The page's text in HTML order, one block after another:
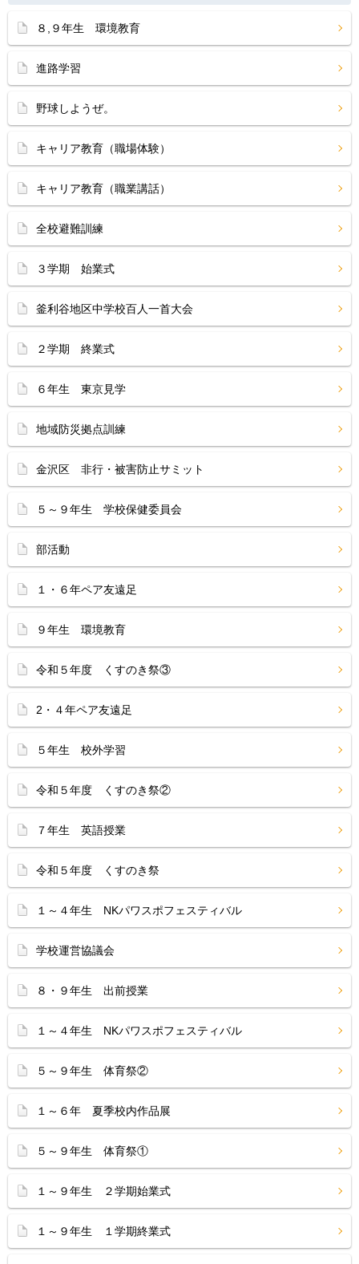
８,９年生 環境教育
進路学習
野球しようぜ。
キャリア教育（職場体験）
キャリア教育（職業講話）
全校避難訓練
３学期 始業式
釜利谷地区中学校百人一首大会
２学期 終業式
６年生 東京見学
地域防災拠点訓練
金沢区 非行・被害防止サミット
５～９年生 学校保健委員会
部活動
１・６年ペア友遠足
９年生 環境教育
令和５年度 くすのき祭③
2・４年ペア友遠足
５年生 校外学習
令和５年度 くすのき祭②
７年生 英語授業
令和５年度 くすのき祭
１～４年生 NKパワスポフェスティバル
学校運営協議会
８・９年生 出前授業
１～４年生 NKパワスポフェスティバル
５～９年生 体育祭②
１～６年 夏季校内作品展
５～９年生 体育祭①
１～９年生 ２学期始業式
１～９年生 １学期終業式